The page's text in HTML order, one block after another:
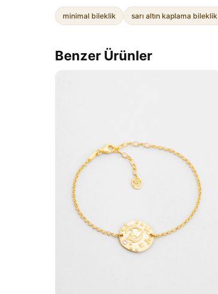
minimal bileklik sarı altın kaplama bileklik
Benzer Ürünler